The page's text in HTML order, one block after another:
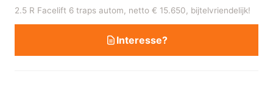
2.5 R Facelift 6 traps autom, netto € 15.650, bijtelvriendelijk!
Interesse?